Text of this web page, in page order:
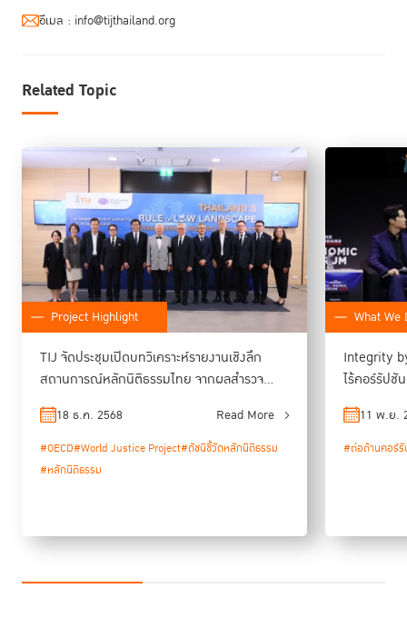
ความยุติธรรมที่ตอบโจทย์และคุ้มครองคนไทยทุกคนได้อย่างแท้จริง
นิติธรรมในไทย
ดร.พจน์ อร่ามวัฒนานนท์
ประธานกรรมการหอการค้าไทยและสภาหอการค้า
แห่งประเทศไทย และประธาน คณะกรรมการร่วมภาคเอกชน 3 สถาบัน (กกร.)
แสดงการสนับสนุนการขับเคลื่อนการยกระดับ “หลักนิติธรรม” ของ
หลักนิติธรรมไม่ใช่เพียงประเด็นทางกฎหมาย แต่เป็นโครงสร้างพื้นฐานของธร
อีเมล : info@tijthailand.org
Related Topic
Project Highlight
TIJ จัดประชุมเปิดบทวิเคราะห์รายงานเชิงลึก
สถานการณ์หลักนิติธรรมไทย จากผลสำรวจ
WJP
18 ธ.ค. 2568 Read More
#OECD#World Justice Project#ดัชนีชี้วัดหลักนิติธรรม
#หลักนิติธรรม
What We
Integrity
ไร้คอร์รัป
11 พ.ย.
#ต่อต้านคอร์